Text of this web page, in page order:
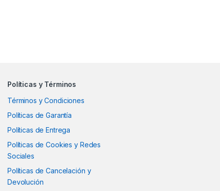
Políticas y Términos
Términos y Condiciones
Políticas de Garantía
Políticas de Entrega
Políticas de Cookies y Redes
Sociales
Políticas de Cancelación y
Devolución